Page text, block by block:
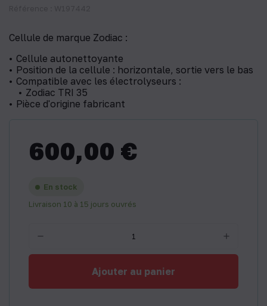
Cellule de marque Zodiac :
Cellule autonettoyante
Position de la cellule : horizontale, sortie vers le bas
Compatible avec les électrolyseurs :
Zodiac TRI 35
Pièce d'origine fabricant
600,00 €
En stock
Livraison 10 à 15 jours ouvrés
Ajouter au panier